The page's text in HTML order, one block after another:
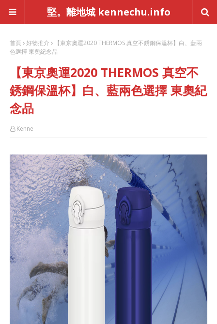
堅。離地城 kennechu.info
首頁 好物推介
【東京奧運2020 THERMOS 真空不銹鋼保溫杯】白、藍兩
色選擇 東奧紀念品
【東京奧運2020 THERMOS 真空不
銹鋼保溫杯】白、藍兩色選擇 東奧紀
念品
Kenne